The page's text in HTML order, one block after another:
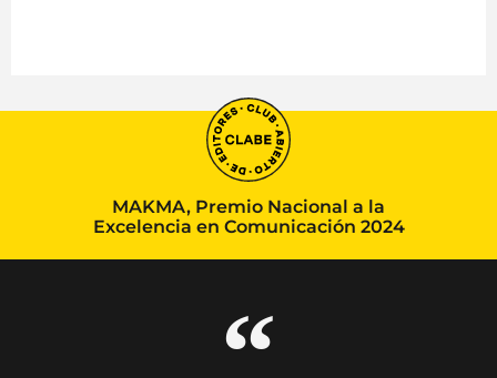
MAKMA, Premio Nacional a la
Excelencia en Comunicación 2024